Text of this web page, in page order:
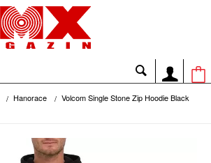
Hanorace Volcom Single Stone Zip Hoodie Black